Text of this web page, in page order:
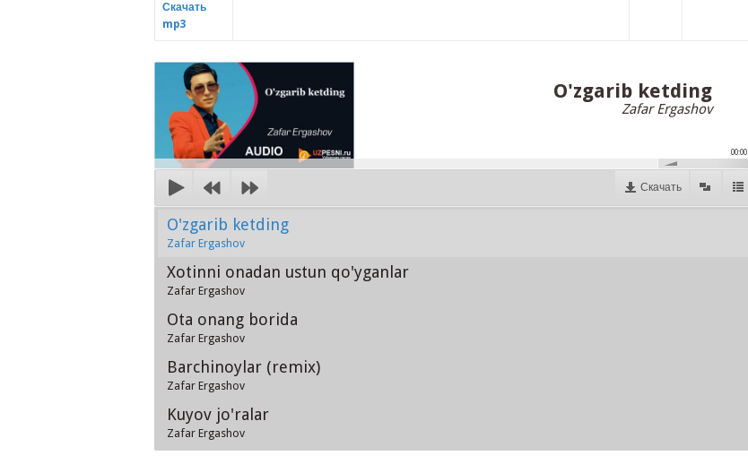
Скачать
mp3
O'zgarib ketding
Zafar Ergashov
00:00
Скачать
O'zgarib ketding
Zafar Ergashov
Xotinni onadan ustun qo'yganlar
Zafar Ergashov
Ota onang borida
Zafar Ergashov
Barchinoylar (remix)
Zafar Ergashov
Kuyov jo'ralar
Zafar Ergashov